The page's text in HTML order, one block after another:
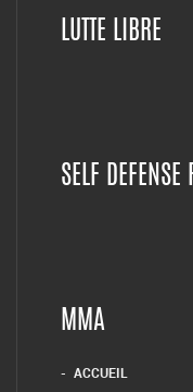
LUTTE LIBRE
SELF
MMA
ACCUEIL